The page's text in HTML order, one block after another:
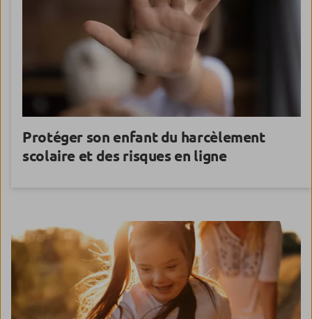
Protéger son enfantdu harcèlement
scolaire et des risques en ligne